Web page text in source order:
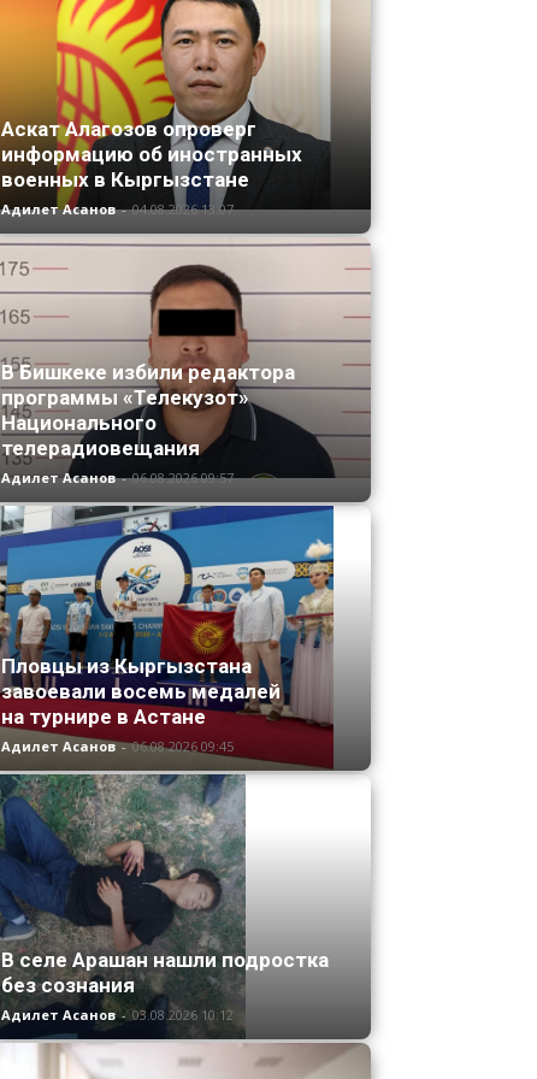
Аскат Алагозов опроверг
информацию об иностранных
военных в Кыргызстане
Адилет Асанов - 04.08.2026 13:07
В Бишкеке избили редактора
программы «Телекузот»
Национального
телерадиовещания
Адилет Асанов - 06.08.2026 09:57
Пловцы из Кыргызстана
завоевали восемь медалей
на турнире в Астане
Адилет Асанов - 06.08.2026 09:45
В селе Арашан нашли подростка
без сознания
Адилет Асанов - 03.08.2026 10:12